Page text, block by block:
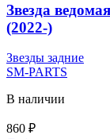
Звезда
(2022-)
Звезды задние
SM-PARTS
В наличии
860 ₽